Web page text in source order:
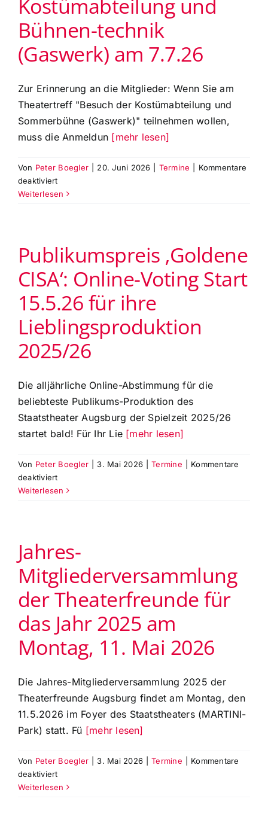
Sommerpause
bis
Kostümabteilung und
Bühnen-technik
(Gaswerk) am 7.7.26
Zur Erinnerung an die Mitglieder: Wenn Sie am
Theatertreff "Besuch der Kostümabteilung und
Sommerbühne (Gaswerk)" teilnehmen wollen,
muss die Anmeldun [mehr lesen]
Von Peter Boegler 20. Juni 2026 Termine
Kommentare
deaktiviertfür
Anmeldung
Kostümabteilung
und
Bühnen-
technik
(Gaswerk)
am
7.7.26
Weiterlesen
Publikumspreis ‚Goldene
CISA‘: Online-Voting Start
15.5.26 für ihre
Lieblingsproduktion
2025/26
Die alljährliche Online-Abstimmung für die
beliebteste Publikums-Produktion des
Staatstheater Augsburg der Spielzeit 2025/26
startet bald! Für Ihr Lie [mehr lesen]
Von Peter Boegler 3. Mai 2026 Termine
Kommentare
deaktiviertfür
Publikumspreis
Start
15.5.26
für
ihre
Lieblingsproduktion
2025/26
Weiterlesen
Jahres-
Mitgliederversammlung
der Theaterfreunde für
das Jahr 2025 am
Montag, 11. Mai 2026
Die Jahres-Mitgliederversammlung 2025 der
Theaterfreunde Augsburg findet am Montag, den
11.5.2026 im Foyer des Staatstheaters (MARTINI-
Park) statt. Fü [mehr lesen]
Von Peter Boegler 3. Mai 2026 Termine
Kommentare
deaktiviertfür
Jahres-
Weiterlesen